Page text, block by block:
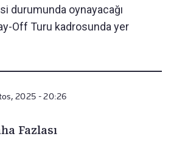
durumunda oynayacağı
Off Turu kadrosunda yer
2025 - 20:26
Fazlası